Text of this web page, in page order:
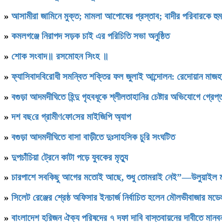
» আসামীরা জামিনে মুক্ত; মামলা আপোষের প্রস্তাব; বাদীর পরিবারকে
» কমলগঞ্জে নিরাপদ সড়ক চাই এর পরিচিতি সভা অনুষ্ঠিত
» শোক সংবাদ॥ রসমোহন সিংহ ॥
»ফ্যাসিবাদবিরোধী সমন্বিত শক্তির ফল জুলাই আন্দোলন: রেদোয়ান
» বগুড়া আদমদীঘিতে হিন্দু গৃহবধূকে শ্লীলতাহানির চেষ্টার অভিযোগে
»দশ বছ‌রে গ্রামীণ‌ফো‌সের মাইজিপি অ্যাপ
» বগুড়া আদমদীঘিতে বাসা বাড়ীতে দুঃসাহসিক চুরি সংঘটিত
» দুপচাঁচিয়া ট্রেনে কাটা পড়ে যুবকের মৃত্যু
» চারপাশে সবকিছু আগের মতোই আছে, শুধু তোমরাই নেই”—উলুয়াইল
» সিলেট রেঞ্জের শ্রেষ্ঠ অফিসার ইনচার্জ নির্বাচিত হলেন মৌলভীবাজার
» বাংলাদেশ হরিজন ঐক্য পরিষদের ৭ দফা দাবি বাস্তবায়নের দাবীতে